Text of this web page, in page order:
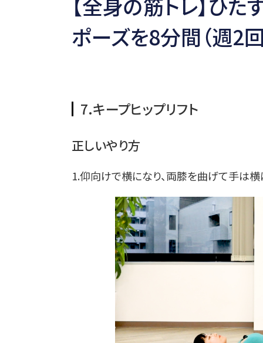
ポーズを8分間（週2
7.キープヒップリフト
正しいやり方
1.仰向けで横になり、両膝を曲げて手は横